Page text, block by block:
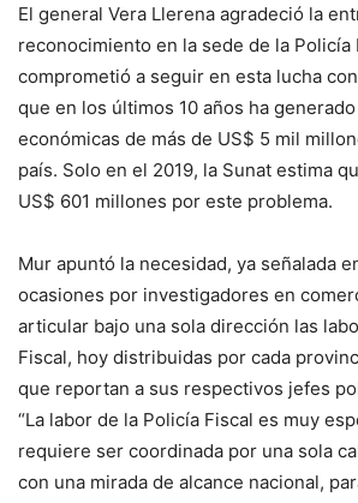
El general Vera Llerena agradeció la
reconocimiento en la sede de la Policía
comprometió a seguir en esta lucha
que en los últimos 10 años ha
económicas de más de US$ 5 mil
país. Solo en el 2019, la Sunat estima
US$ 601 millones por este problema.
Mur apuntó la necesidad, ya señalada
ocasiones por investigadores en
articular bajo una sola dirección las
Fiscal, hoy distribuidas por cada
que reportan a sus respectivos jefes
“La labor de la Policía Fiscal es muy
requiere ser coordinada por una sola
con una mirada de alcance nacional,